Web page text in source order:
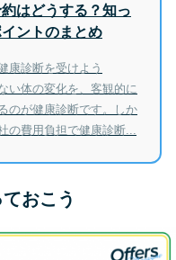
はどうする？知っ
ントのまとめ
康診断を受けよう
い体の変化を、客観的に
のが健康診断です。しか
の費用負担で健康診断...
おこう